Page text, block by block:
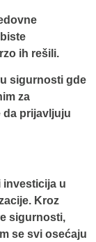
ih rešili.
sigurnosti gde
za
da prijavljuju
investicija u
Kroz
sigurnosti,
se svi osećaju